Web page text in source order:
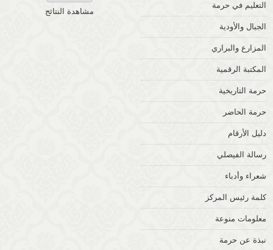
مشاهدة النتائج
التعليم في حرمة
الجبال والأودية
المزارع والبراري
المكتبة الرقمية
حرمة التاريخية
حرمة الحاضر
دليل الأرقام
رسالة الفيصلي
شعراء وأدباء
كلمة رئيس المركز
معلومات منوعة
نبذة عن حرمة